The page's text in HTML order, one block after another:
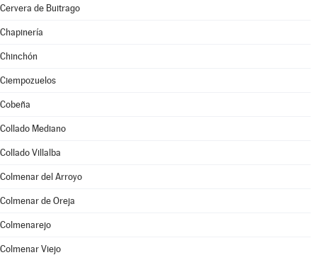
Cervera de Buitrago
Chapinería
Chinchón
Ciempozuelos
Cobeña
Collado Mediano
Collado Villalba
Colmenar del Arroyo
Colmenar de Oreja
Colmenarejo
Colmenar Viejo